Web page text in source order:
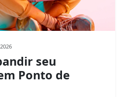
seu
Ponto de